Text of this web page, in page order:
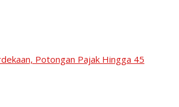
Potongan Pajak Hingga 45